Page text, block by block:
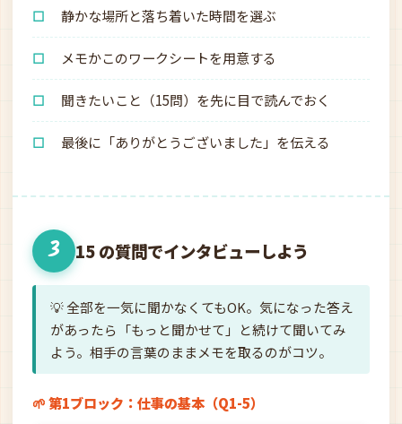
☐ 静かな場所と落ち着いた時間を選ぶ
☐ メモかこのワークシートを用意する
☐ 聞きたいこと（15問）を先に目で読んでおく
☐ 最後に「ありがとうございました」を伝える
3 15 の質問でインタビューしよう
💡 全部を一気に聞かなくてもOK。気になった答え
があったら「もっと聞かせて」と続けて聞いてみ
よう。相手の言葉のままメモを取るのがコツ。
🌱 第1ブロック：仕事の基本（Q1-5）